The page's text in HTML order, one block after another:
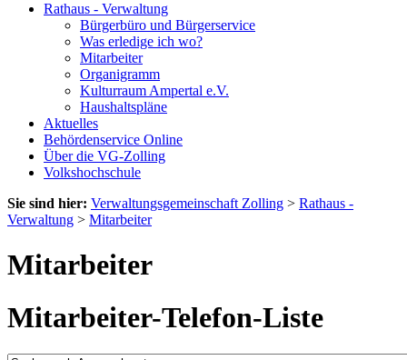
Rathaus - Verwaltung
Bürgerbüro und Bürgerservice
Was erledige ich wo?
Mitarbeiter
Organigramm
Kulturraum Ampertal e.V.
Haushaltspläne
Aktuelles
Behördenservice Online
Über die VG-Zolling
Volkshochschule
Sie sind hier: Verwaltungsgemeinschaft Zolling > Rathaus -
Verwaltung > Mitarbeiter
Mitarbeiter
Mitarbeiter-Telefon-Liste